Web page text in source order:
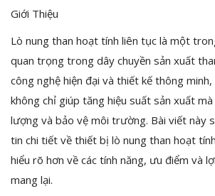
Giới Thiệu
Lò nung than hoạt tính liên tục là một
quan trọng trong dây chuyền sản xuất
công nghệ hiện đại và thiết kế thông
không chỉ giúp tăng hiệu suất sản xuất
lượng và bảo vệ môi trường. Bài viết này
tin chi tiết về thiết bị lò nung than hoạt
hiểu rõ hơn về các tính năng, ưu điểm và
mang lại.